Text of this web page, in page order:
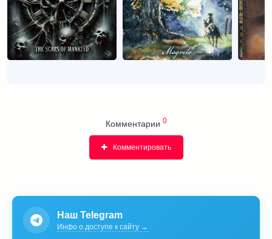
Комментарии 0
Комментировать
Наш Telegram
Инфо о доступе к сайту →